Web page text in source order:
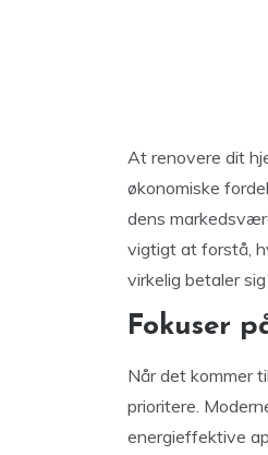
At renovere dit
økonomiske
dens
vigtigt at forstå,
virkelig betaler
Fokuser
Når det kommer
prioritere.
energieffektive